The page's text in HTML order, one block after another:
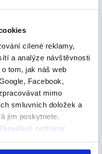
cílené reklamy,
a analýze návštěvnosti
tom, jak náš web
Facebook,
mimo
smluvních doložek a
jim poskytnete.
ochrany
se obrátit na
to the…
to
old actor Taron
there. Totéž se
Egertonovi, který
A) goes B)…